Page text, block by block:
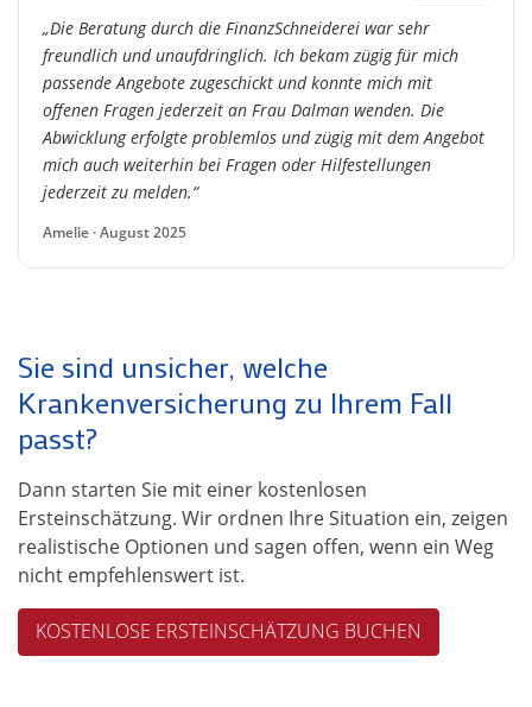
„Die Beratung durch die FinanzSchneiderei war sehr
freundlich und unaufdringlich. Ich bekam zügig für mich
passende Angebote zugeschickt und konnte mich mit
offenen Fragen jederzeit an Frau Dalman wenden. Die
Abwicklung erfolgte problemlos und zügig mit dem Angebot
mich auch weiterhin bei Fragen oder Hilfestellungen
jederzeit zu melden.“
Amelie · August 2025
Sie sind unsicher, welche
Krankenversicherung zu Ihrem Fall
passt?
Dann starten Sie mit einer kostenlosen
Ersteinschätzung. Wir ordnen Ihre Situation ein, zeigen
realistische Optionen und sagen offen, wenn ein Weg
nicht empfehlenswert ist.
KOSTENLOSE ERSTEINSCHÄTZUNG BUCHEN